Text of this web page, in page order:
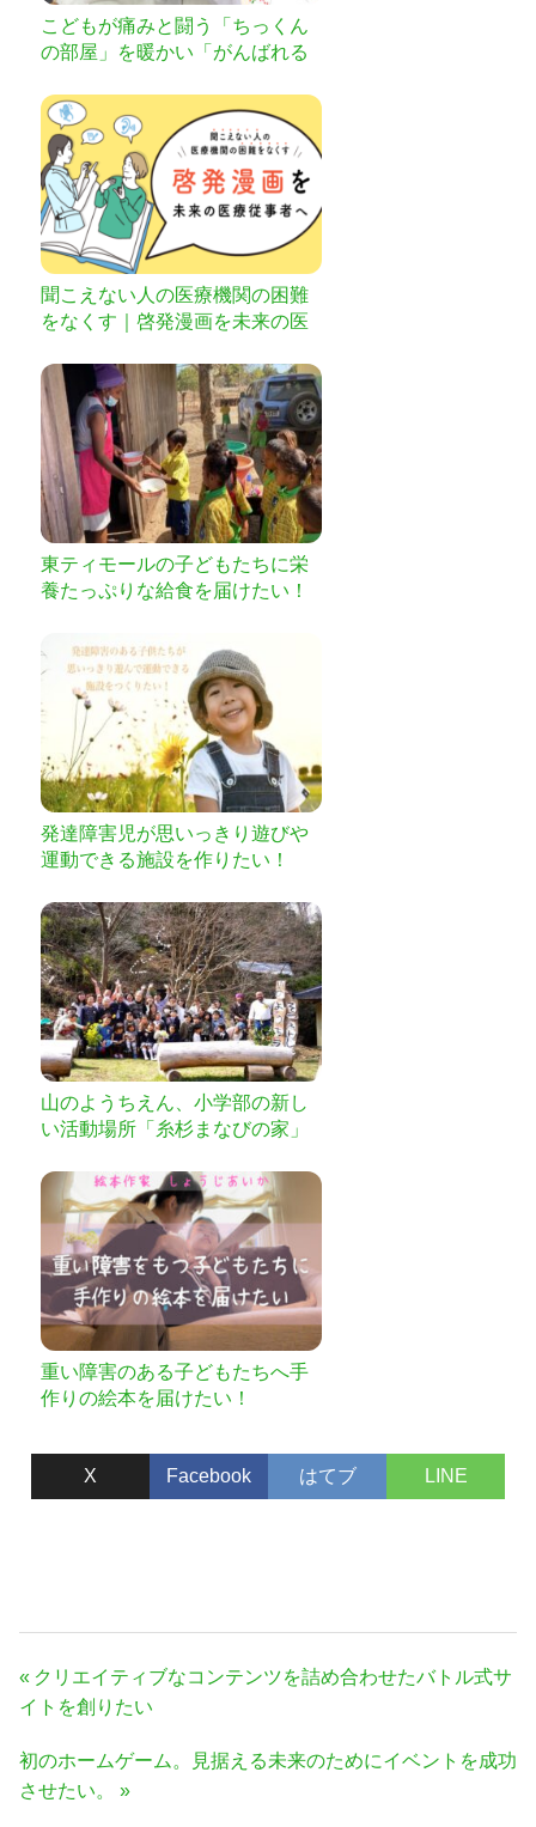
こどもが痛みと闘う「ちっくん
の部屋」を暖かい「がんばれる
聞こえない人の医療機関の困難
をなくす｜啓発漫画を未来の医
東ティモールの子どもたちに栄
養たっぷりな給食を届けたい！
発達障害児が思いっきり遊びや
運動できる施設を作りたい！
山のようちえん、小学部の新し
い活動場所「糸杉まなびの家」
重い障害のある子どもたちへ手
作りの絵本を届けたい！
X Facebook はてブ LINE
投
稿
ビ
ゲ
前
の
事:
クリエイティブなコンテンツを詰め合わせたバトル式サ
イトを創りたい
次
の
初のホームゲーム。見据える未来のためにイベントを成功
させたい。